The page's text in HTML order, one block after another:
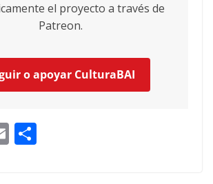
el proyecto a través de
Patreon.
o apoyar CulturaBAI
E